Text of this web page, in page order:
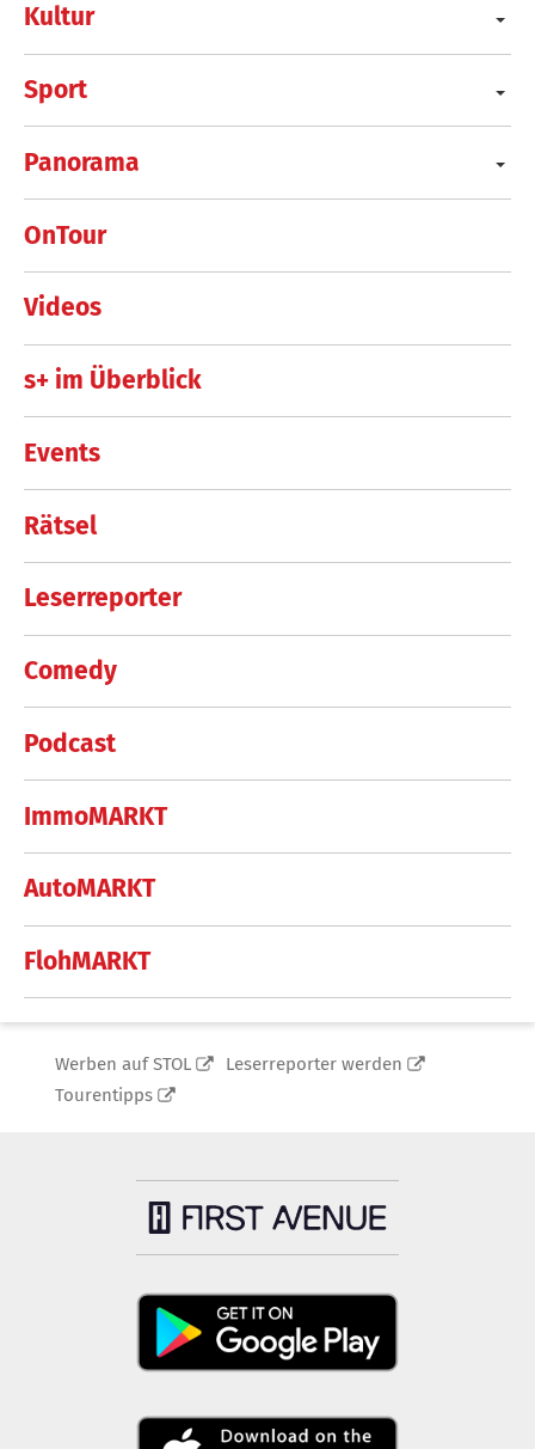
Kultur
Sport
Panorama
OnTour
Videos
s+ im Überblick
Events
Rätsel
Leserreporter
Comedy
Podcast
ImmoMARKT
AutoMARKT
FlohMARKT
Werben auf STOL
Leserreporter werden
Tourentipps